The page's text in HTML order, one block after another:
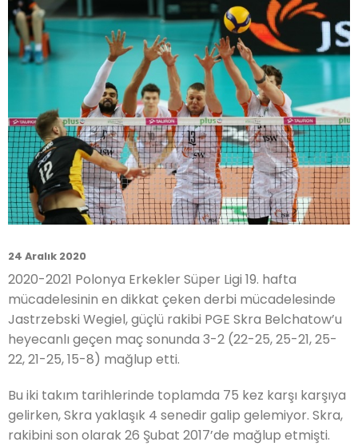
24 Aralık 2020
2020-2021 Polonya Erkekler Süper Ligi 19. hafta
mücadelesinin en dikkat çeken derbi mücadelesinde
Jastrzebski Wegiel, güçlü rakibi PGE Skra Belchatow’u
heyecanlı geçen maç sonunda 3-2 (22-25, 25-21, 25-
22, 21-25, 15-8) mağlup etti.
Bu iki takım tarihlerinde toplamda 75 kez karşı karşıya
gelirken, Skra yaklaşık 4 senedir galip gelemiyor. Skra,
rakibini son olarak 26 Şubat 2017’de mağlup etmişti.